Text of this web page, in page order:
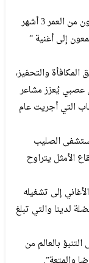
وذكر باحثون أنه حتى الأطفال الرضع الذين يبلغون من العمر 3 أشهر
إلى أغنية ”
والتحفيز،
عصبي يُعزز مشاعر
التي أجريت عام
في مستشفى الصليب
الأمثل يتراوح
إلى تشغيله
لدينا والتي تبلغ
بالعالم من